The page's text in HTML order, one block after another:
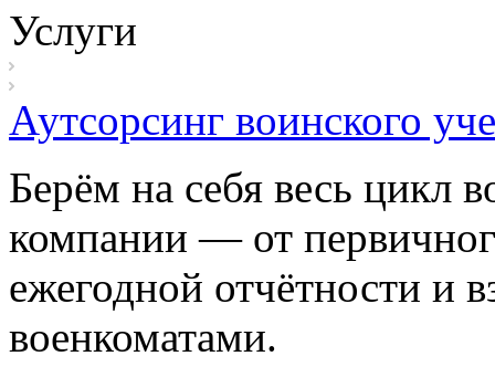
Услуги
Аутсорсинг воинского
Берём на себя весь цикл
компании — от
ежегодной отчётности и
военкоматами.